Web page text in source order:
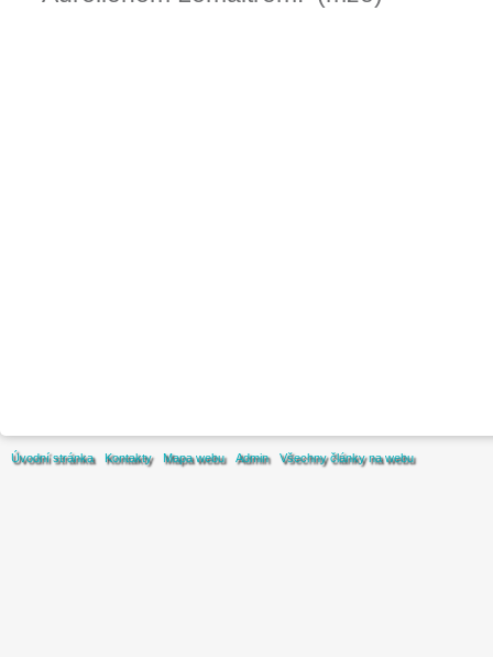
Úvodní stránka Kontakty Mapa webu Admin Všechny články na webu